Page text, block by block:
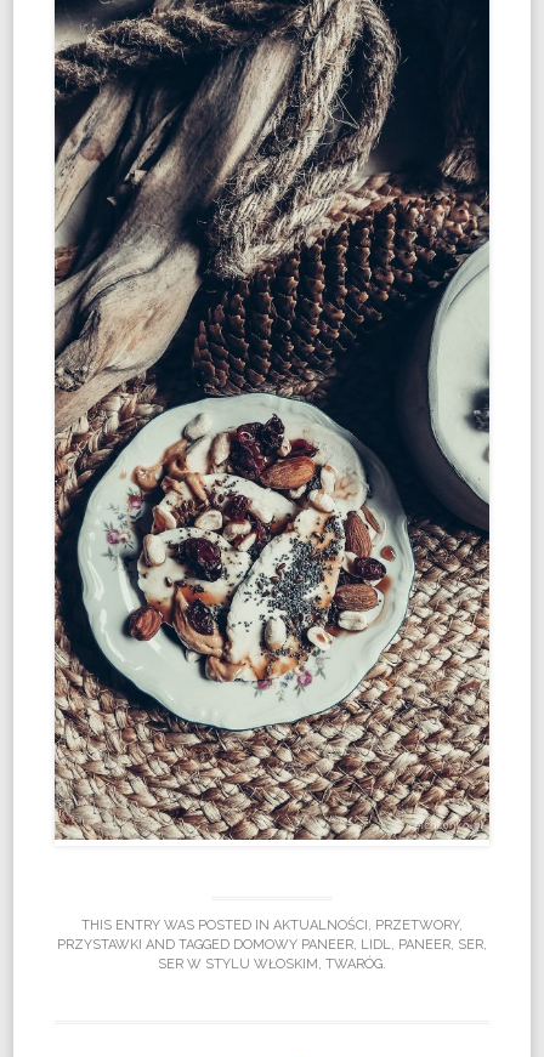
THIS ENTRY WAS POSTED IN AKTUALNOŚCI , PRZETWORY,
PRZYSTAWKI AND TAGGED DOMOWY PANEER, LIDL, PANEER, SER,
SER W STYLU WŁOSKIM , TWARÓG.